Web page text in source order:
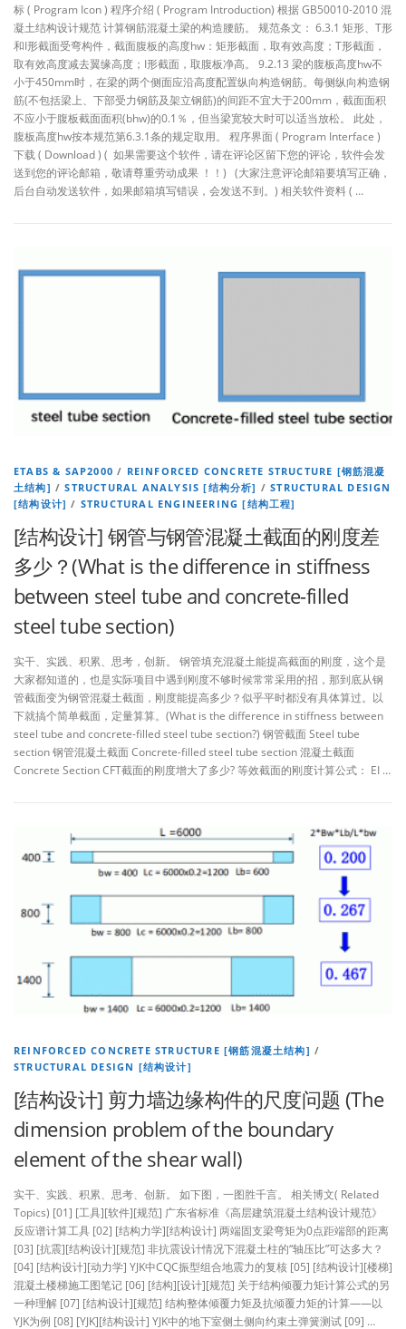
标 ( Program Icon ) 程序介绍 ( Program Introduction) 根据 GB50010-2010 混
凝土结构设计规范 计算钢筋混凝土梁的构造腰筋。 规范条文： 6.3.1 矩形、T形
和I形截面受弯构件，截面腹板的高度hw：矩形截面，取有效高度；T形截面，
取有效高度减去翼缘高度；I形截面，取腹板净高。 9.2.13 梁的腹板高度hw不
小于450mm时，在梁的两个侧面应沿高度配置纵向构造钢筋。每侧纵向构造钢
筋(不包括梁上、下部受力钢筋及架立钢筋)的间距不宜大于200mm，截面面积
不应小于腹板截面面积(bhw)的0.1％，但当梁宽较大时可以适当放松。 此处，
腹板高度hw按本规范第6.3.1条的规定取用。 程序界面 ( Program Interface )
下载 ( Download ) ( 如果需要这个软件，请在评论区留下您的评论，软件会发
送到您的评论邮箱，敬请尊重劳动成果 ！！) (大家注意评论邮箱要填写正确，
后台自动发送软件，如果邮箱填写错误，会发送不到。) 相关软件资料 ( …
ETABS & SAP2000 / REINFORCED CONCRETE STRUCTURE [钢筋混凝
土结构] /STRUCTURAL ANALYSIS [结构分析] /STRUCTURAL DESIGN
[结构设计] / STRUCTURAL ENGINEERING [结构工程]
[结构设计] 钢管与钢管混凝土截面的刚度差
多少？(What is the difference in stiffness
between steel tube and concrete-filled
steel tube section)
实干、实践、积累、思考，创新。 钢管填充混凝土能提高截面的刚度，这个是
大家都知道的，也是实际项目中遇到刚度不够时候常常采用的招，那到底从钢
管截面变为钢管混凝土截面，刚度能提高多少？似乎平时都没有具体算过。以
下就搞个简单截面，定量算算。(What is the difference in stiffness between
steel tube and concrete-filled steel tube section?) 钢管截面 Steel tube
section 钢管混凝土截面 Concrete-filled steel tube section 混凝土截面
Concrete Section CFT截面的刚度增大了多少? 等效截面的刚度计算公式： EI …
REINFORCED CONCRETE STRUCTURE [钢筋混凝土结构] /
STRUCTURAL DESIGN [结构设计]
[结构设计] 剪力墙边缘构件的尺度问题 (The
dimension problem of the boundary
element of the shear wall)
实干、实践、积累、思考、创新。 如下图，一图胜千言。 相关博文( Related
Topics) [01] [工具][软件][规范] 广东省标准《高层建筑混凝土结构设计规范》
反应谱计算工具 [02] [结构力学][结构设计] 两端固支梁弯矩为0点距端部的距离
[03] [抗震][结构设计][规范] 非抗震设计情况下混凝土柱的“轴压比”可达多大？
[04] [结构设计][动力学] YJK中CQC振型组合地震力的复核 [05] [结构设计][楼梯]
混凝土楼梯施工图笔记 [06] [结构][设计][规范] 关于结构倾覆力矩计算公式的另
一种理解 [07] [结构设计][规范] 结构整体倾覆力矩及抗倾覆力矩的计算——以
YJK为例 [08] [YJK][结构设计] YJK中的地下室侧土侧向约束土弹簧测试 [09] …